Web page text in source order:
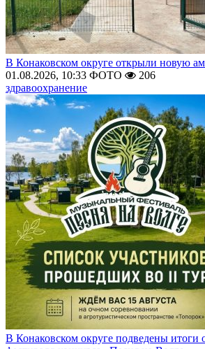
В Конаковском округе открыли новую
01.08.2026, 10:33 ФОТО
206
здравоохранение
В Конаковском округе подведены итоги